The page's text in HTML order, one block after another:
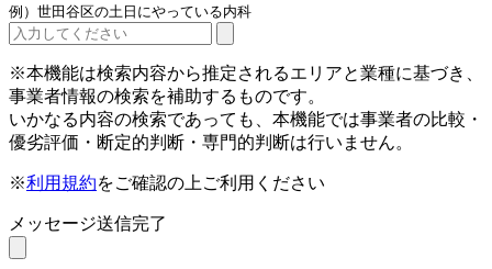
例）世田谷区の土日にやっている内科
※本機能は検索内容から推定されるエリアと業種に基づき、
事業者情報の検索を補助するものです。
いかなる内容の検索であっても、本機能では事業者の比較・
優劣評価・断定的判断・専門的判断は行いません。
※利用規約をご確認の上ご利用ください
メッセージ送信完了